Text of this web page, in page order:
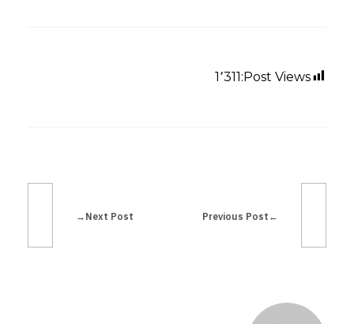
ة
ل
ي
Post Views: 1٬311
Previous Post
Next Post